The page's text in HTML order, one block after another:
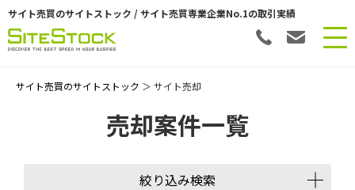
サイト売買のサイトストック / サイト売買専業企業No.1の取引実績
サイト売買のサイトストック ＞ サイト売却
売却案件一覧
絞り込み検索